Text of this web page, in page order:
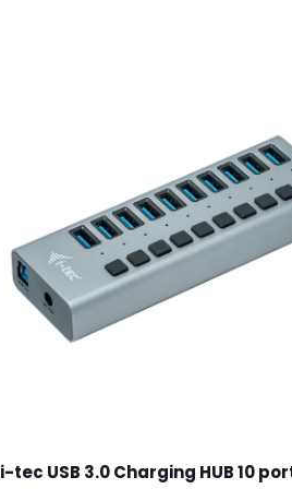
i-tec USB 3.0 Charging HUB 10